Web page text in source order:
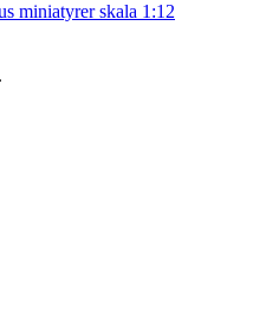
miniatyrer skala 1:12
.